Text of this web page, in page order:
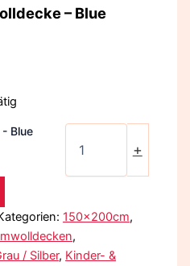
– Blue
Blue
+
150x200cm,
,
/ Silber, Kinder- &